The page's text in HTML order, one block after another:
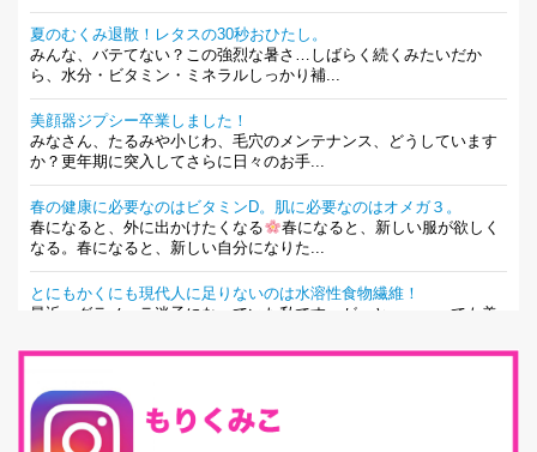
夏のむくみ退散！レタスの30秒おひたし。
みんな、バテてない？この強烈な暑さ…しばらく続くみたいだか
ら、水分・ビタミン・ミネラルしっかり補...
美顔器ジプシー卒業しました！
みなさん、たるみや小じわ、毛穴のメンテナンス、どうしています
か？更年期に突入してさらに日々のお手...
春の健康に必要なのはビタミンD。肌に必要なのはオメガ３。
春になると、外に出かけたくなる
春になると、新しい服が欲しく
なる。春になると、新しい自分になりた...
とにもかくにも現代人に足りないのは水溶性食物繊維！
最近、グラノーラ迷子になっていた私です。が、と〜〜〜っても美
腸内環境を整えることは、健康維持の中でいっちばん大事！だと私
は思っています。 ヒトの免...